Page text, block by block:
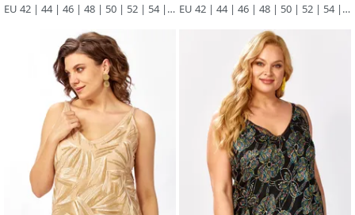
EU 42 | 44 | 46 | 48 | 50 | 52 | 54 | 56 | 58 | 60 | 62 | 64 | 66 EU 42 | 44 | 46 | 48 | 50 | 52 | 54 | 56 | 58 | 60 | 62 | 64 | 66